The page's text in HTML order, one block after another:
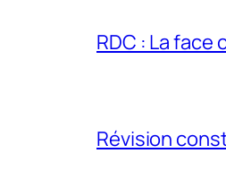
RDC : La
Révision